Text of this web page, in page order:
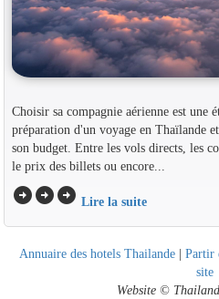
Choisir sa compagnie aérienne est une
préparation d'un voyage en Thaïlande
son budget. Entre les vols directs, les
le prix des billets ou encore...
arrow_circle_rightarrow_circle_rightarrow_circle_right Lire la suite
Annuaire des hotels Thailande | Partir
site
Website ©